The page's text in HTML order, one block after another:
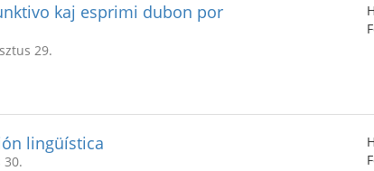
kaj esprimi dubon por
29.
lingüística
30.